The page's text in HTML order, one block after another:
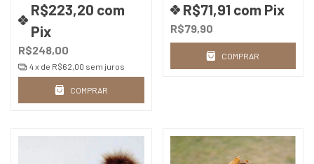
R$248,00
R$223,20 com
Pix
4x de R$62,00 sem juros
COMPRAR
R$79,90
R$71,91 com Pix
COMPRAR